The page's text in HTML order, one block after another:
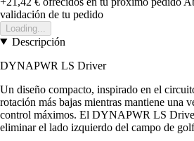
validación de tu pedido
Loading...
Descripción
DYNAPWR LS Driver
Un diseño compacto, inspirado en el
rotación más bajas mientras mantiene una
control máximos. El DYNAPWR LS
eliminar el lado izquierdo del campo de